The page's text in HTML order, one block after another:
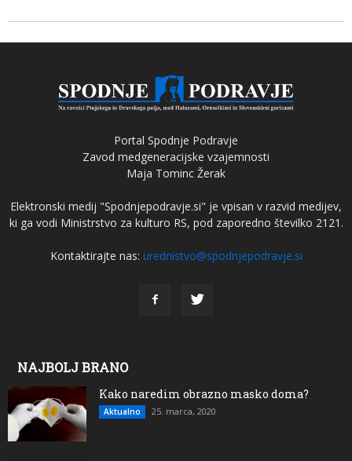
Portal Spodnje Podravje
Zavod medgeneracijske vzajemnosti
Maja Tominc Žerak
Elektronski medij "Spodnjepodravje.si" je vpisan v razvid medijev,
ki ga vodi Ministrstvo za kulturo RS, pod zaporedno številko 2121.
Kontaktirajte nas: urednistvo@spodnjepodravje.si
NAJBOLJ BRANO
Kako naredim obrazno masko doma?
Aktualno 25. marca, 2020